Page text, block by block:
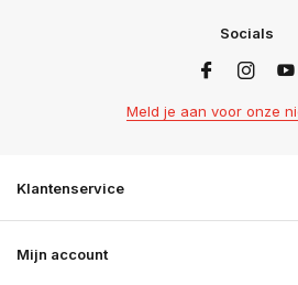
Socials
Meld je aan voor onze
Klantenservice
Mijn account